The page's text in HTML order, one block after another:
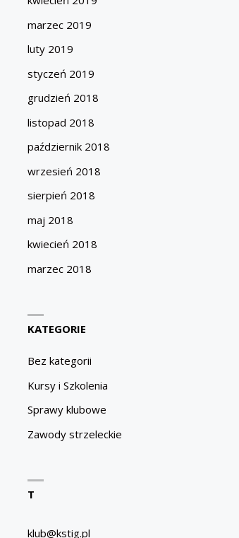
marzec 2019
luty 2019
styczeń 2019
grudzień 2018
listopad 2018
październik 2018
wrzesień 2018
sierpień 2018
maj 2018
kwiecień 2018
marzec 2018
KATEGORIE
Bez kategorii
Kursy i Szkolenia
Sprawy klubowe
Zawody strzeleckie
T
klub@kstig.pl